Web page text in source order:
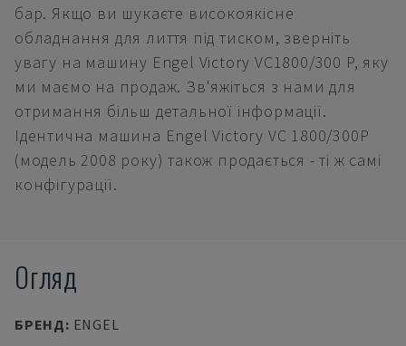
бар. Якщо ви шукаєте високоякісне
обладнання для лиття під тиском, зверніть
увагу на машину Engel Victory VC1800/300 P, яку
ми маємо на продаж. Зв'яжіться з нами для
отримання більш детальної інформації.
Ідентична машина Engel Victory VC 1800/300P
(модель 2008 року) також продається - ті ж самі
конфігурації.
Огляд
БРЕНД: ENGEL